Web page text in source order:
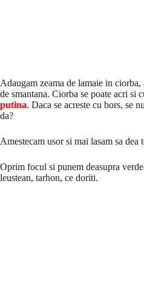
Adaugam zeama de lamaie in ciorba,
de smantana. Ciorba se poate acri si
putina. Daca se acreste cu bors, se
da?
Amestecam usor si mai lasam sa dea
Oprim focul si punem deasupra
leustean, tarhon, ce doriti.